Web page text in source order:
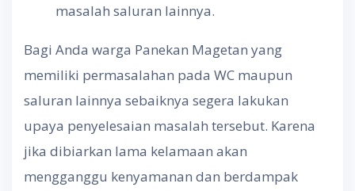
masalah saluran lainnya.
Bagi Anda warga Panekan Magetan yang
memiliki permasalahan pada WC maupun
saluran lainnya sebaiknya segera lakukan
upaya penyelesaian masalah tersebut. Karena
jika dibiarkan lama kelamaan akan
mengganggu kenyamanan dan berdampak